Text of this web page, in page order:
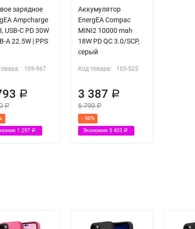
зарядное
Ampcharge
USB-C PD 30W
A 22.5W | PPS
109-967
Р
Р
1 297 Р
Аккумулятор
EnergEA Compac
MINI2 10000 mah
18W PD QC 3.0/SCP,
серый
Код товара: 105-525
3 387 Р
6 790Р
- 50%
Экономия3 403Р